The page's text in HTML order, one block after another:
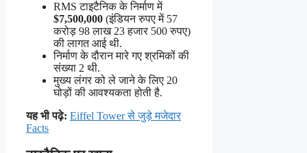
RMS टाइटैनिक के निर्माण में
$7,500,000 (इंडियन रुपए में 57
करोड़ 98 लाख 23 हजार 500 रुपए)
की लागत आई थी.
निर्माण के दौरान मारे गए श्रमिकों की
संख्या 2 थी.
मुख्य लंगर को ले जाने के लिए 20
घोड़ों की आवश्यकता होती है.
यह भी पढ़े: Eiffel Tower से जुड़े मजेदार
Facts